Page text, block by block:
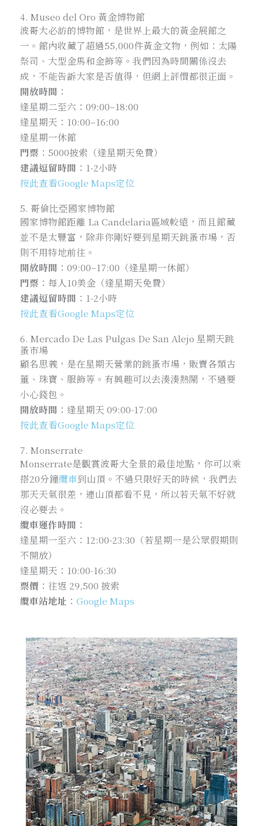
4. Museo del Oro 黃金博物館
波哥大必訪的博物館，是世界上最大的黃金展館之
一。館內收藏了超過55,000件黃金文物，例如：太陽
祭司、大型金馬和金飾等。我們因為時間關係沒去
成，不能告訴大家是否值得，但網上評價都很正面。
開放時間 ：
逢星期二至六：09:00–18:00
逢星期天：10:00–16:00
逢星期一休館
門票 ：5000披索（逢星期天免費）
建議逗留時間 ：1-2小時
按此查看Google Maps定位
5. 哥倫比亞國家博物館
國家博物館距離 La Candelaria區域較遠，而且館藏
並不是太豐富，除非你剛好要到星期天跳蚤市場，否
則不用特地前往。
開放時間 ：09:00–17:00（逢星期一休館）
門票 ：每人10美金（逢星期天免費）
建議逗留時間 ：1-2小時
按此查看Google Maps定位
6. Mercado De Las Pulgas De San Alejo 星期天跳
蚤市場
顧名思義，是在星期天營業的跳蚤市場，販賣各類古
董、珠寶、服飾等。有興趣可以去湊湊熱鬧，不過要
小心錢包。
開放時間 ： 逢星期天 09:00-17:00
按此查看Google Maps定位
7. Monserrate
Monserrate是觀賞波哥大全景的最佳地點，你可以乘
搭20分鐘纜車到山頂。不過只限好天的時候，我們去
那天天氣很差，連山頂都看不見，所以若天氣不好就
沒必要去。
纜車運作時間 ：
逢星期一至六：12:00-23:30（若星期一是公眾假期則
不開放）
逢星期天：10:00-16:30
票價 ：往返 29,500 披索
纜車站地址 ： Google Maps